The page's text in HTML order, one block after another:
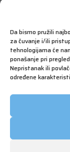
Da bismo pružili
za čuvanje i/ili
tehnologijama će
ponašanje pri
Nepristanak ili
određene